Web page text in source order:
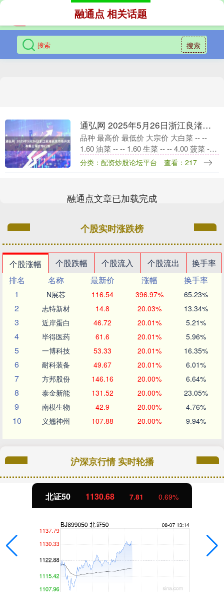
搜索
融通点 相关话题
通弘网 2025年5月26日浙江良渚蔬菜市场开发有限公司价格行情
品种 最高价 最低价 大宗价 大白菜 -- --
1.60 油菜 -- -- 1.60 生菜 -- -- 4.00 菠菜 -- --
7.00 韭菜 -- --....
分类：配资炒股论坛平台 查看：217
融通点文章已加载完成
个股实时涨跌榜
个股涨幅 个股跌幅 个股流入 个股流出
换手率
排名
名称 最新价 涨幅
换手率
1
N展芯 116.54 396.97% 65.23%
2 志特新材 14.8 20.03% 13.34%
3 近岸蛋白 46.72 20.01% 5.21%
4 毕得医药 61.6 20.01% 5.96%
5 一博科技 53.33 20.01% 16.35%
6 耐科装备 49.67 20.01% 6.01%
7 方邦股份 146.16 20.00% 6.64%
8 泰金新能 131.52 20.00% 23.05%
9 南模生物 42.9 20.00% 4.76%
10 义翘神州 107.88 20.00% 9.94%
沪深京行情 实时轮播
北证50 1130.75 7.87 0.70%